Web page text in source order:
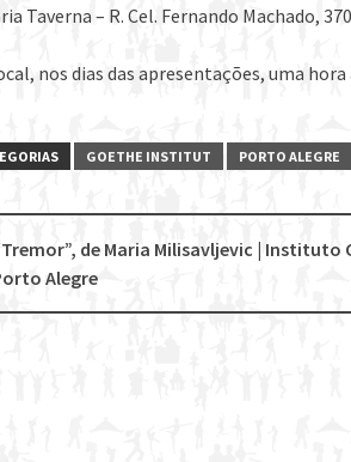
Taverna – R. Cel. Fernando Machado,
nos dias das apresentações, uma hora
GOETHE INSTITUT PORTO ALEGRE
de Maria Milisavljevic | Instituto
Alegre